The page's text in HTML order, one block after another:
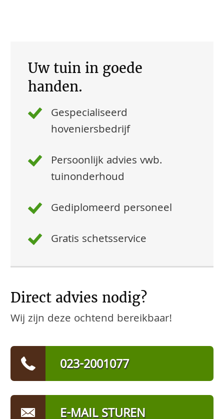
Uw tuin in goede
handen.
Gespecialiseerd
hoveniersbedrijf
Persoonlijk advies vwb.
tuinonderhoud
Gediplomeerd personeel
Gratis schetsservice
Direct advies nodig?
Wij zijn deze ochtend bereikbaar!
023-2001077
E-MAIL STUREN